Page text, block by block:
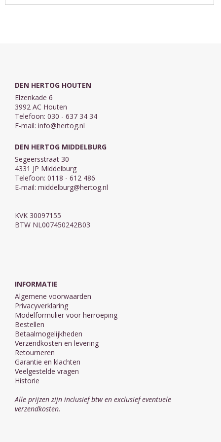
niet aan het
stad onveilig
twists. Wat als
DEN HERTOG HOUTEN
Elzenkade 6
3992 AC Houten
Telefoon: 030 - 637 34 34
E-mail: info@hertog.nl
DEN HERTOG MIDDELBURG
Segeersstraat 30
4331 JP Middelburg
Telefoon: 0118 - 612 486
E-mail: middelburg@hertog.nl
KVK 30097155
BTW NL007450242B03
INFORMATIE
Algemene voorwaarden
Privacyverklaring
Modelformulier voor herroeping
Bestellen
Betaalmogelijkheden
Verzendkosten en levering
Retourneren
Garantie en klachten
Veelgestelde vragen
Historie
Alle prijzen zijn inclusief btw en exclusief eventuele
verzendkosten.